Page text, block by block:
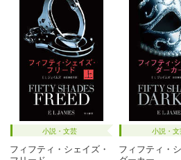
小説・文芸
フィフティ・シェイズ・
小説・文
フィフティ・